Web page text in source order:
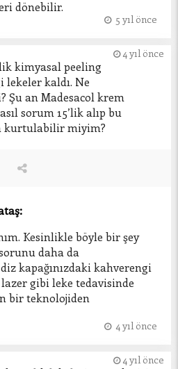
dönebilir.
5 yıl önce
4 yıl önce
kimyasal peeling
lekeler kaldı. Ne
Şu an Madesacol krem
sorum 15’lik alıp bu
kurtulabilir miyim?
Kesinlikle böyle bir şey
daha da
kapağınızdaki kahverengi
gibi leke tedavisinde
bir teknolojiden
4 yıl önce
4 yıl önce